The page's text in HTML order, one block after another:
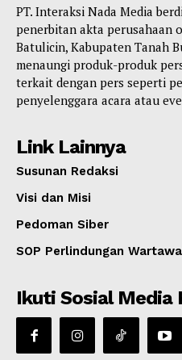
PT. Interaksi Nada Media
penerbitan akta perusahaan
Batulicin, Kabupaten Tanah
menaungi produk-produk
terkait dengan pers seperti
penyelenggara acara atau
Link Lainnya
Susunan Redaksi
Visi dan Misi
Pedoman Siber
SOP Perlindungan
Ikuti Sosial Media